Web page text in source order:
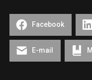
Facebook
E-mail